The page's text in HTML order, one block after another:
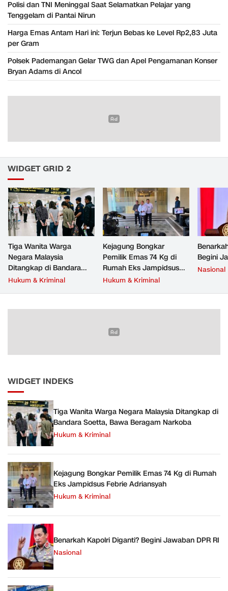
Polisi dan TNI Meninggal Saat Selamatkan Pelajar yang
Tenggelam di Pantai Nirun
Harga Emas Antam Hari ini: Terjun Bebas ke Level Rp2,83 Juta
per Gram
Polsek Pademangan Gelar TWG dan Apel Pengamanan Konser
Bryan Adams di Ancol
WIDGET GRID 2
Tiga Wanita Warga
Negara Malaysia
Ditangkap di Bandara
Soetta, Bawa Beragam
Hukum & Kriminal
Kejagung Bongkar
Pemilik Emas 74 Kg di
Rumah Eks Jampidsus
Febrie Adriansyah
Hukum & Kriminal
Begini
Nasional
WIDGET INDEKS
Tiga Wanita Warga Negara Malaysia Ditangkap di
Bandara Soetta, Bawa Beragam Narkoba
Hukum & Kriminal
Kejagung Bongkar Pemilik Emas 74 Kg di Rumah
Eks Jampidsus Febrie Adriansyah
Hukum & Kriminal
Benarkah Kapolri Diganti? Begini Jawaban DPR RI
Nasional